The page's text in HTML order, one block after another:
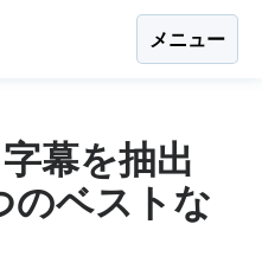
メニュー
幕を抽出
のベストな